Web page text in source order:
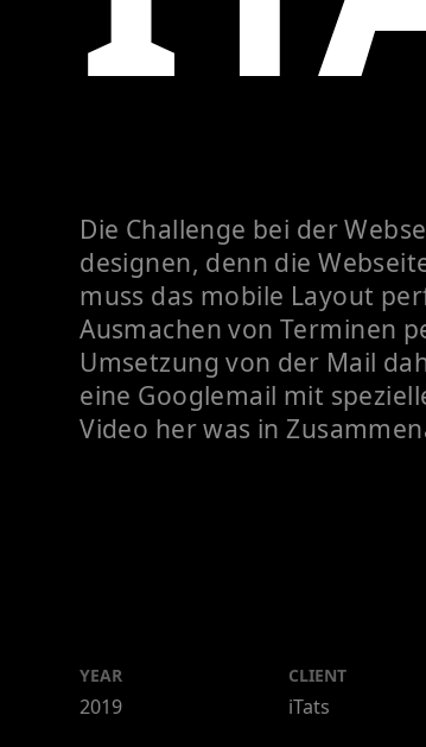
Die Challenge bei der
designen, denn die
muss das mobile Layout
Ausmachen von Terminen
Umsetzung von der Mail
eine Googlemail mit
Video her was in
YEAR
2019
CLIENT
iTats